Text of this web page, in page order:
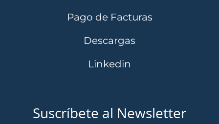
Pago de Facturas
Descargas
Linkedin
Suscríbete al Newsletter